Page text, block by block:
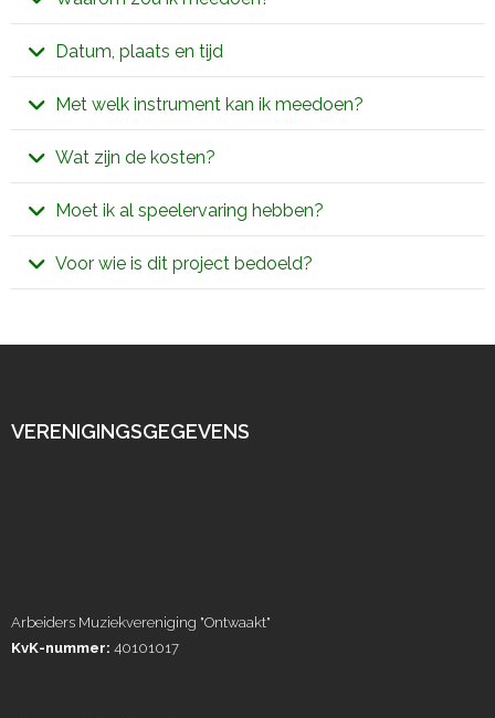
orkest willen leren spelen. Het orkest repeteert
wekelijks en staat onder leiding van professionele
Waarom niet? Muziek maken is een hobby voor het
leven: je kunt tot op hoge leeftijd muziek (leren)
maken. En jong geleerd is oud gedaan! Project
muziek te kunnen maken!
Datum, plaats en tijd
Het TalentKidz-orkest loopt van 28 mei 2019 tot en
met 2 juli 2019. Er zijn 6 repetities gepland, wekelijks
op dinsdagmiddagen van 14.45 tot 15.30 uur. De
Met welk instrument kan ik meedoen?
Er mag een eigen instrument gekozen worden! Keuze
uit; Cornet, trompet, bugel en bariton
Wat zijn de kosten?
De kosten bedragen € 35,- voor het gehele project,
inclusief huur van het instrument.
Moet ik al speelervaring hebben?
Nee hoor! Maar je mag al wel wat ervaring hebben
met het bespelen van een instrument om ook aan dit
Voor wie is dit project bedoeld?
wel dat de voortanden gewisseld moeten zijn).
VERENIGINGSGEGEVENS
Arbeiders Muziekvereniging "Ontwaakt"
KvK-nummer: 40101017